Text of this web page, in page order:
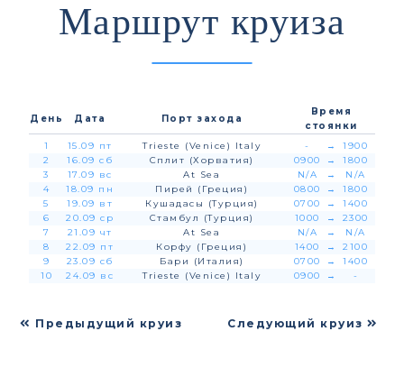
Маршрут круиза
День Дата Порт захода
Время
стоянки
1
15.09 пт Trieste (Venice) Italy - →
1900
2
16.09 сб Сплит (Хорватия) 0900 →
1800
3
17.09 вс At Sea N/A →
N/A
4
18.09 пн Пирей (Греция) 0800 →
1800
5
19.09 вт Кушадасы (Турция) 0700 →
1400
6
20.09 ср Стамбул (Турция) 1000 →
2300
7
21.09 чт At Sea N/A →
N/A
8
22.09 пт Корфу (Греция) 1400 →
2100
9
23.09 сб Бари (Италия) 0700 →
1400
10
24.09 вс Trieste (Venice) Italy 0900 → -
Предыдущий круиз Следующий круиз